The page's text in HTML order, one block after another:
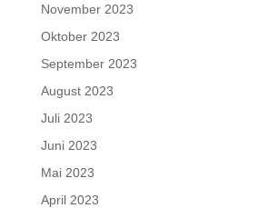
November 2023
Oktober 2023
September 2023
August 2023
Juli 2023
Juni 2023
Mai 2023
April 2023